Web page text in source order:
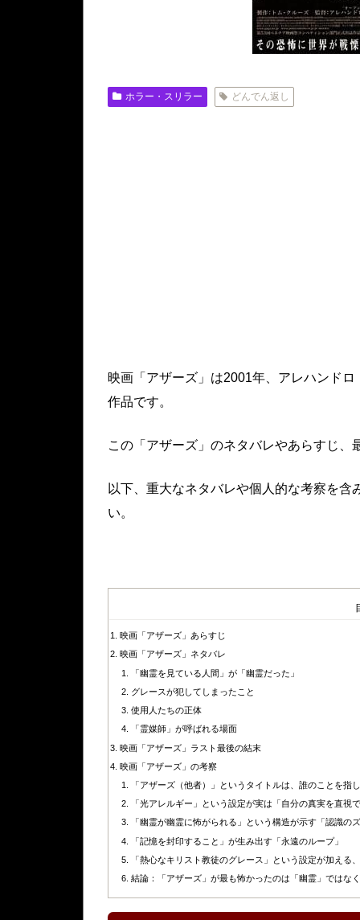
ホラー・スリラー どんでん返し
映画「アザーズ」は2001年、アレハンド
作品です。
この「アザーズ」のネタバレやあらすじ
以下、重大なネタバレや個人的な考察を
い。
映画「アザーズ」あらすじ
映画「アザーズ」ネタバレ
「幽霊を見ている人間」が「幽霊だった」
グレースが犯してしまったこと
使用人たちの正体
「霊媒師」が呼ばれる場面
映画「アザーズ」ラスト最後の結末
映画「アザーズ」の考察
「アザーズ（他者）」というタイトルは、誰のことを指
「光アレルギー」という設定が実は「自分の真実を直視
「幽霊が幽霊に怖がられる」という構造が示す「認識の
「記憶を封印すること」が生み出す「永遠のループ」
「熱心なキリスト教徒のグレース」という設定が加える
結論：「アザーズ」が最も怖かったのは「幽霊」ではな